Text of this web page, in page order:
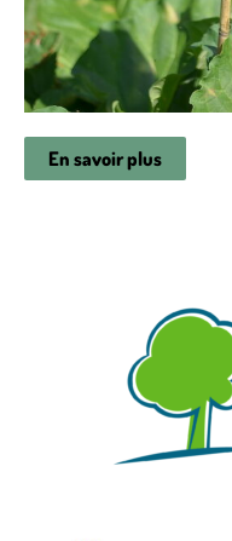
En savoir plus